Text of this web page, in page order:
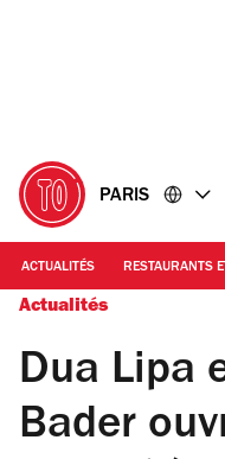
PARIS
ACTUALITÉS RESTAURANTS
Actualités
Dua Lipa
Bader